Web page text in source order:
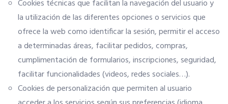
Cookies técnicas que facilitan la navegación del usuario y
la utilización de las diferentes opciones o servicios que
ofrece la web como identificar la sesión, permitir el acceso
a determinadas áreas, facilitar pedidos, compras,
cumplimentación de formularios, inscripciones, seguridad,
facilitar funcionalidades (videos, redes sociales…).
Cookies de personalización que permiten al usuario